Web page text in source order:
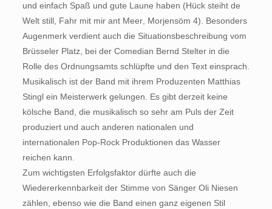
und einfach Spaß und gute Laune haben (Hück steiht de
Welt still, Fahr mit mir ant Meer, Morjensöm 4). Besonders
Augenmerk verdient auch die Situationsbeschreibung vom
Brüsseler Platz, bei der Comedian Bernd Stelter in die
Rolle des Ordnungsamts schlüpfte und den Text einsprach.
Musikalisch ist der Band mit ihrem Produzenten Matthias
Stingl ein Meisterwerk gelungen. Es gibt derzeit keine
kölsche Band, die musikalisch so sehr am Puls der Zeit
produziert und auch anderen nationalen und
internationalen Pop-Rock Produktionen das Wasser
reichen kann.
Zum wichtigsten Erfolgsfaktor dürfte auch die
Wiedererkennbarkeit der Stimme von Sänger Oli Niesen
zählen, ebenso wie die Band einen ganz eigenen Stil